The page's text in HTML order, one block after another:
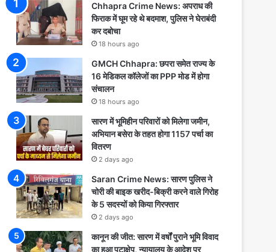
Chhapra Crime News: अपराध की
फिराक में घूम रहे थे बदमाश, पुलिस ने घेराबंदी
कर दबोचा
18 hours ago
GMCH Chhapra: छपरा समेत राज्य के
16 मेडिकल कॉलेजों का PPP मोड में होगा
संचालन
18 hours ago
सारण में भूमिहीन परिवारों को मिलेगा जमीन,
अभियान बसेरा के तहत होगा 1157 पर्चा का
वितरण
2 days ago
Saran Crime News: सारण पुलिस ने
चोरी की बाइक खरीद-बिक्री करने वाले गिरोह
के 5 सदस्यों को किया गिरफ्तार
2 days ago
कानून की जीत: सारण में वर्षों पुराने भूमि विवाद
का हुआ पटाक्षेप, न्यायालय के आदेश पर